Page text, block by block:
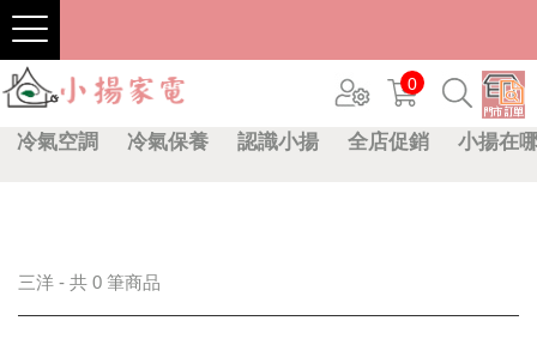
0
冷氣空調 冷氣保養 認識小揚 全店促銷 小揚在
三洋 - 共 0 筆商品